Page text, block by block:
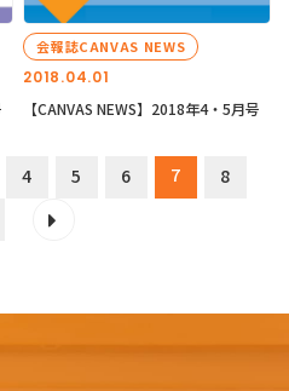
2018.04.01
会報誌CANVAS NEWS
【CANVAS NEWS】2018年4・5月号
4 5 6 7
8